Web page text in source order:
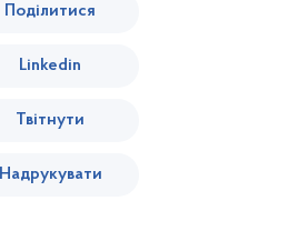
Поділитися
Linkedin
Твітнути
Надрукувати